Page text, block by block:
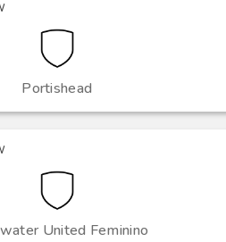
Portishead
United Feminino